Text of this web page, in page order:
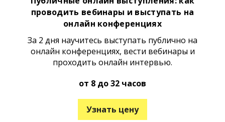
проводить вебинары и выступать на
онлайн конференциях
За 2 дня научитесь выступать публично на
онлайн конференциях, вести вебинары и
проходить онлайн интервью.
от 8 до 32 часов
Узнать цену